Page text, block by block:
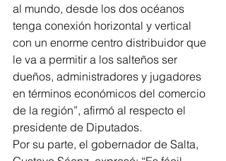
al mundo, desde los dos océanos
tenga conexión horizontal y vertical
con un enorme centro distribuidor que
le va a permitir a los salteños ser
dueños, administradores y jugadores
en términos económicos del comercio
de la región”, afirmó al respecto el
presidente de Diputados.
Por su parte, el gobernador de Salta,